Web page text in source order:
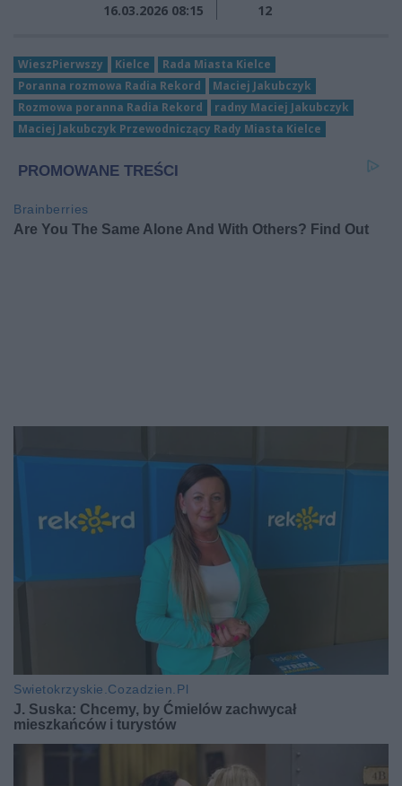
16.03.2026 08:15
12
WieszPierwszy Kielce
Rada Miasta Kielce
Poranna rozmowa Radia Rekord
Maciej Jakubczyk
Rozmowa poranna Radia Rekord
radny Maciej Jakubczyk
Maciej Jakubczyk Przewodniczący Rady Miasta Kielce